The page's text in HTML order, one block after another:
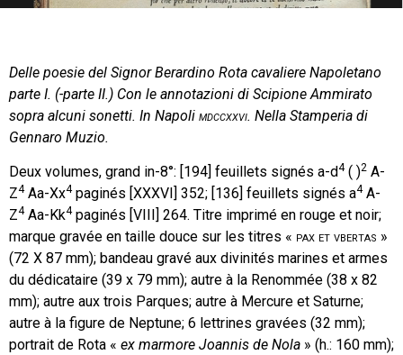
Delle poesie del Signor Berardino Rota cavaliere Napoletano
parte I. (-parte II.) Con le annotazioni di Scipione Ammirato
sopra alcuni sonetti. In Napoli mdccxxvi. Nella Stamperia di
Gennaro Muzio.
Deux volumes, grand in-8°: [194] feuillets signés a-d4( )2 A-
Z4Aa-Xx4paginés [XXXVI] 352; [136] feuillets signés a4A-
Z4Aa-Kk4paginés [VIII] 264. Titre imprimé en rouge et noir;
marque gravée en taille douce sur les titres « pax et vbertas »
(72 X 87 mm); bandeau gravé aux divinités marines et armes
du dédicataire (39 x 79 mm); autre à la Renommée (38 x 82
mm); autre aux trois Parques; autre à Mercure et Saturne;
autre à la figure de Neptune; 6 lettrines gravées (32 mm);
portrait de Rota « ex marmore Joannis de Nola » (h.: 160 mm);